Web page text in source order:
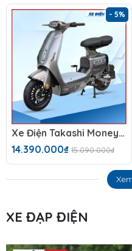
- 5%
Xe Điện Takashi Money (60V-23Ah) 5 Bình
14.390.000₫ 15.090.000₫
XE ĐẠP ĐIỆN